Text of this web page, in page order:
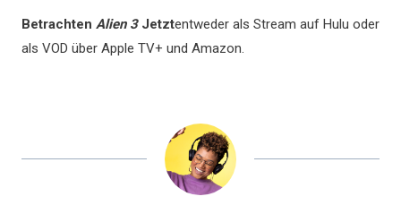
Betrachten Alien 3Jetztentweder als Stream auf Hulu oder
als VOD über Apple TV+ und Amazon.